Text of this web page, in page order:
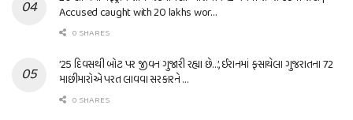
Accused caught with 20 lakhs wor…
0 SHARES
’25 દિવસથી બોટ પર જીવન ગુજારી રહ્યા છે…’, ઈરાનમાં ફસાયેલા ગુજરાતના 72
માછીમારોએ પરત લાવવા સરકારને …
0 SHARES